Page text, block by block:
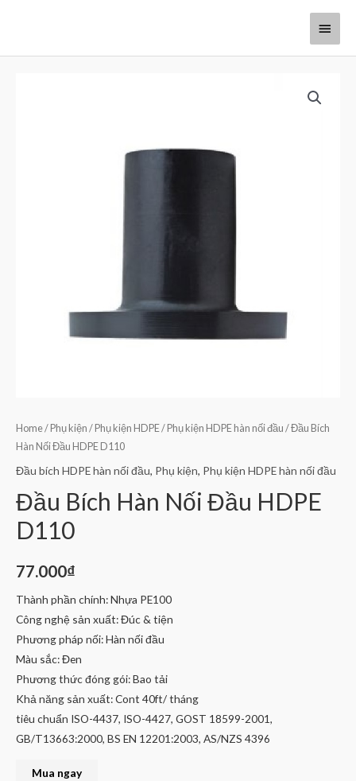
Home/ Phụ kiện / Phụ kiện HDPE/ Phụ kiện HDPE hàn nối đầu / Đầu Bích
Hàn Nối Đầu HDPE D110
Đầu bích HDPE hàn nối đầu, Phụ kiện, Phụ kiện HDPE hàn nối đầu
Đầu Bích Hàn Nối Đầu HDPE
D110
77.000₫
Thành phần chính: Nhựa PE100
Công nghệ sản xuất: Đúc & tiện
Phương pháp nối: Hàn nối đầu
Màu sắc: Đen
Phương thức đóng gói: Bao tải
Khả năng sản xuất: Cont 40ft/ tháng
tiêu chuẩn ISO-4437, ISO-4427, GOST 18599-2001,
GB/T13663:2000, BS EN 12201:2003, AS/NZS 4396
Mua ngay